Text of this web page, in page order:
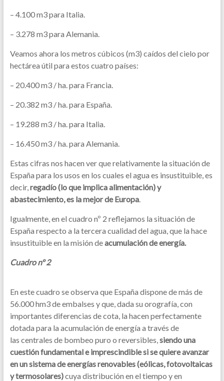
– 4.100 m3 para Italia.
– 3.278 m3 para Alemania.
Veamos ahora los metros cúbicos (m3) caídos del cielo por
hectárea útil para estos cuatro países:
– 20.400 m3 / ha. para Francia.
– 20.382 m3 / ha. para España.
– 19.288 m3 / ha. para Italia.
– 16.450 m3 / ha. para Alemania.
Estas cifras nos hacen ver que relativamente la situación de
España para los usos en los cuales el agua es insustituible, es
decir, regadío (lo que implica alimentación) y
abastecimiento, es la mejor de Europa.
Igualmente, en el cuadro nº 2 reflejamos la situación de
España respecto a la tercera cualidad del agua, que la hace
insustituible en la misión deacumulación de energía.
Cuadro nº 2
En este cuadro se observa que España dispone de más de
56.000 hm3 de embalses y que, dada su orografía, con
importantes diferencias de cota, la hacen perfectamente
dotada para la acumulación de energía a través de
las centrales de bombeo puro o reversibles, siendo una
cuestión fundamental e imprescindible si se quiere avanzar
en un sistema de energías renovables (eólicas, fotovoltaicas
y termosolares)cuya distribución en el tiempo y en